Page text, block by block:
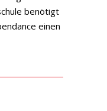
benötigt
einen